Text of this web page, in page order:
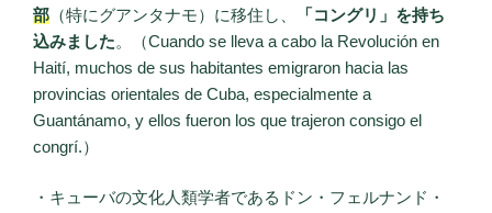
部 （特にグアンタナモ）に移住し、
「コングリ」を持ち
込みました。（Cuando se lleva a cabo la Revolución en
Haití, muchos de sus habitantes emigraron hacia las
provincias orientales de Cuba, especialmente a
Guantánamo, y ellos fueron los que trajeron consigo el
congrí.）
・キューバの文化人類学者であるドン・フェルナンド・